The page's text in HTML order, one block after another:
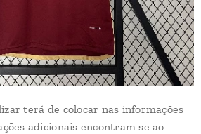
terá de colocar nas informações
adicionais encontram se ao